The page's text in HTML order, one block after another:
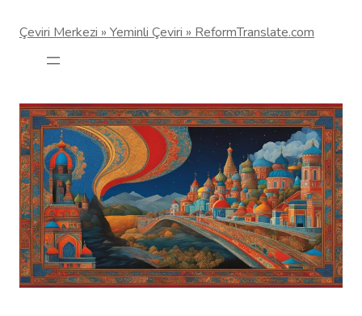
Çeviri Merkezi » Yeminli Çeviri » ReformTranslate.com